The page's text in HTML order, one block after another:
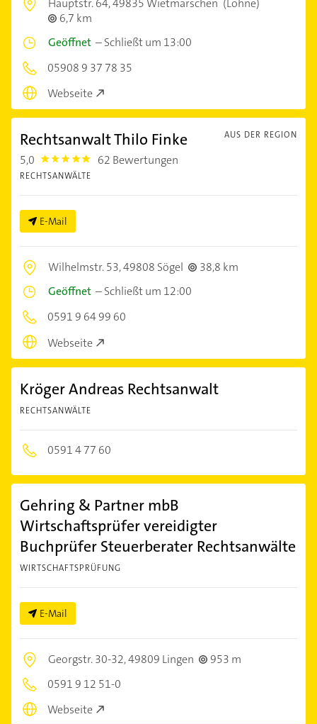
6,7 km
Geöffnet –Schließt um 13:00
05908 9 37 78 35
Webseite
AUS DER REGION
Rechtsanwalt Thilo Finke
5,0 5.0 62 Bewertungen
RECHTSANWÄLTE
E-Mail
Wilhelmstr. 53,49808 Sögel
38,8 km
Geöffnet –Schließt um 12:00
0591 9 64 99 60
Webseite
Kröger Andreas Rechtsanwalt
RECHTSANWÄLTE
0591 4 77 60
Gehring & Partner mbB
Wirtschaftsprüfer vereidigter
Buchprüfer Steuerberater Rechtsanwälte
WIRTSCHAFTSPRÜFUNG
E-Mail
Georgstr. 30-32,49809 Lingen
953 m
0591 9 12 51-0
Webseite